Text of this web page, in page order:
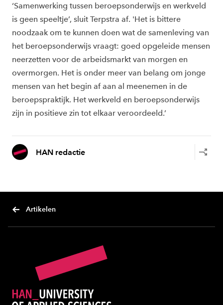
‘Samenwerking tussen beroepsonderwijs en werkveld
is geen speeltje’, sluit Terpstra af. 'Het is bittere
noodzaak om te kunnen doen wat de samenleving van
het beroepsonderwijs vraagt: goed opgeleide mensen
neerzetten voor de arbeidsmarkt van morgen en
overmorgen. Het is onder meer van belang om jonge
mensen van het begin af aan al meenemen in de
beroepspraktijk. Het werkveld en beroepsonderwijs
zijn in positieve zin tot elkaar veroordeeld.’
HAN redactie
Artikelen